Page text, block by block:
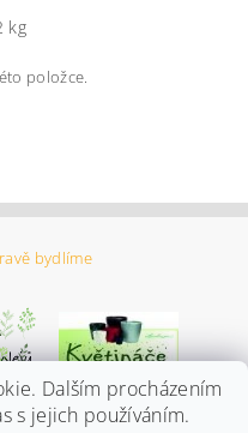
kg
položce.
bydlíme
Dalším procházením
s jejich používáním.